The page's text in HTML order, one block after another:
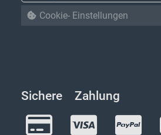
Sichere Zahlung
Cookie- Einstellungen